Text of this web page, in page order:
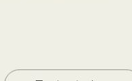
des fiches